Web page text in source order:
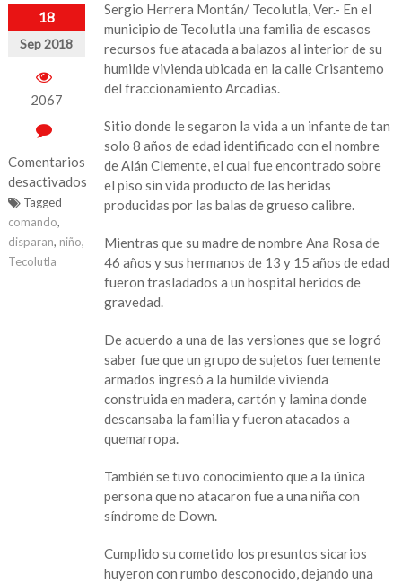
18
Sep 2018
2067
Comentarios
desactivados
en
Ataca
comando
armado
Sergio Herrera Montán/ Tecolutla, Ver.- En el
municipio de Tecolutla una familia de escasos
recursos fue atacada a balazos al interior de su
humilde vivienda ubicada en la calle Crisantemo
del fraccionamiento Arcadias.
Sitio donde le segaron la vida a un infante de tan
solo 8 años de edad identificado con el nombre
de Alán Clemente, el cual fue encontrado sobre
el piso sin vida producto de las heridas
producidas por las balas de grueso calibre.
Mientras que su madre de nombre Ana Rosa de
46 años y sus hermanos de 13 y 15 años de edad
fueron trasladados a un hospital heridos de
gravedad.
De acuerdo a una de las versiones que se logró
saber fue que un grupo de sujetos fuertemente
armados ingresó a la humilde vivienda
construida en madera, cartón y lamina donde
descansaba la familia y fueron atacados a
quemarropa.
También se tuvo conocimiento que a la única
persona que no atacaron fue a una niña con
síndrome de Down.
Cumplido su cometido los presuntos sicarios
huyeron con rumbo desconocido, dejando una
Tagged
comando,
disparan, niño,
Tecolutla